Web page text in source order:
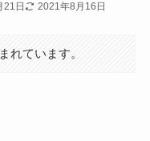
21日 2021年8月16日
れています。